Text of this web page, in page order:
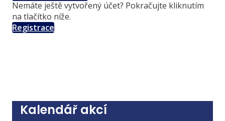
Nemáte ještě vytvořený účet? Pokračujte kliknutím
na tlačítko níže.
Registrace
Kalendář akcí